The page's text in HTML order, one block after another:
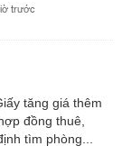
trước
tăng giá thêm
đồng thuê,
tìm phòng...